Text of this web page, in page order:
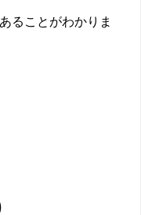
ることがわかりま